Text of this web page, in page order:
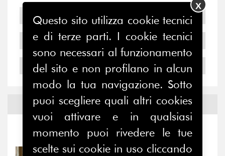
2006
2005
2004
Notizie edEventi
Notizie -Eventi
Questo sito utilizza cookie tecnici
e di terze parti. I cookie tecnici
sono necessari al funzionamento
del sito e non profilano in alcun
modo la tua navigazione. Sotto
puoi scegliere quali altri cookies
vuoi attivare e in qualsiasi
momento puoi rivedere le tue
scelte sui cookie in uso cliccando
X